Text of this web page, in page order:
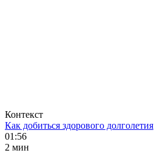
Контекст
Как добиться здорового долголетия
01:56
2 мин